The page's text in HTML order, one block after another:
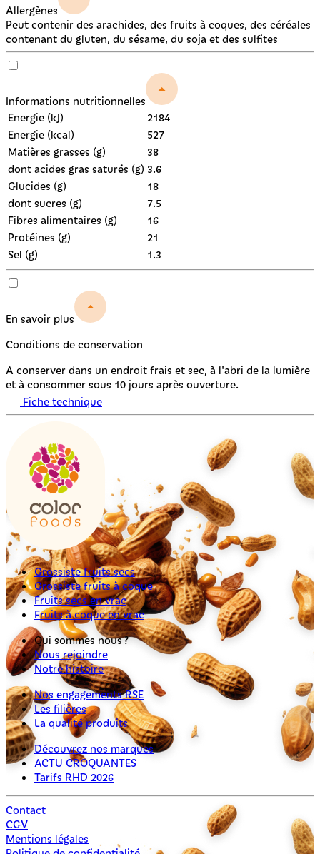
Allergènes
Peut contenir des arachides, des fruits à coques, des céréales
contenant du gluten, du sésame, du soja et des sulfites
Informations nutritionnelles
Energie (kJ)
2184
Energie (kcal)
527
Matières grasses (g)
38
dont acides gras saturés (g) 3.6
Glucides (g)
18
dont sucres (g)
7.5
Fibres alimentaires (g)
16
Protéines (g)
21
Sel (g)
1.3
En savoir plus
Conditions de conservation
A conserver dans un endroit frais et sec, à l'abri de la lumière
et à consommer sous 10 jours après ouverture.
Fiche technique
Grossiste fruits secs
Grossiste fruits à coque
Fruits secs en vrac
Fruits à coque en vrac
Qui sommes nous ?
Nous rejoindre
Notre histoire
Nos engagements RSE
Les filières
La qualité produits
Découvrez nos marques
ACTU CROQUANTES
Tarifs RHD 2026
Contact
CGV
Mentions légales